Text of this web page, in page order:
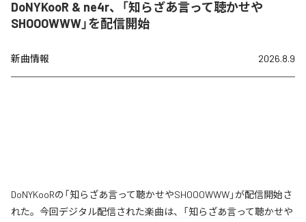
DoNYKooR & ne4r、「知らざあ言って聴かせや
SHOOOWWW」を配信開始
新曲情報 2026.8.9
DoNYKooRの「知らざあ言って聴かせやSHOOOWWW」が配信開始さ
れた。今回デジタル配信された楽曲は、「知らざあ言って聴かせや